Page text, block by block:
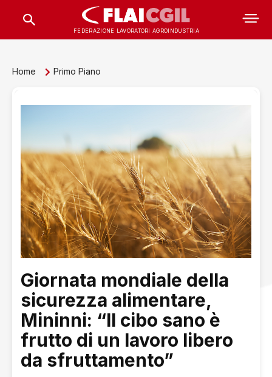
FEDERAZIONE LAVORATORI AGROINDUSTRIA
Home Primo Piano
Giornata mondiale della
sicurezza alimentare,
Mininni: “Il cibo sano è
frutto di un lavoro libero
da sfruttamento”